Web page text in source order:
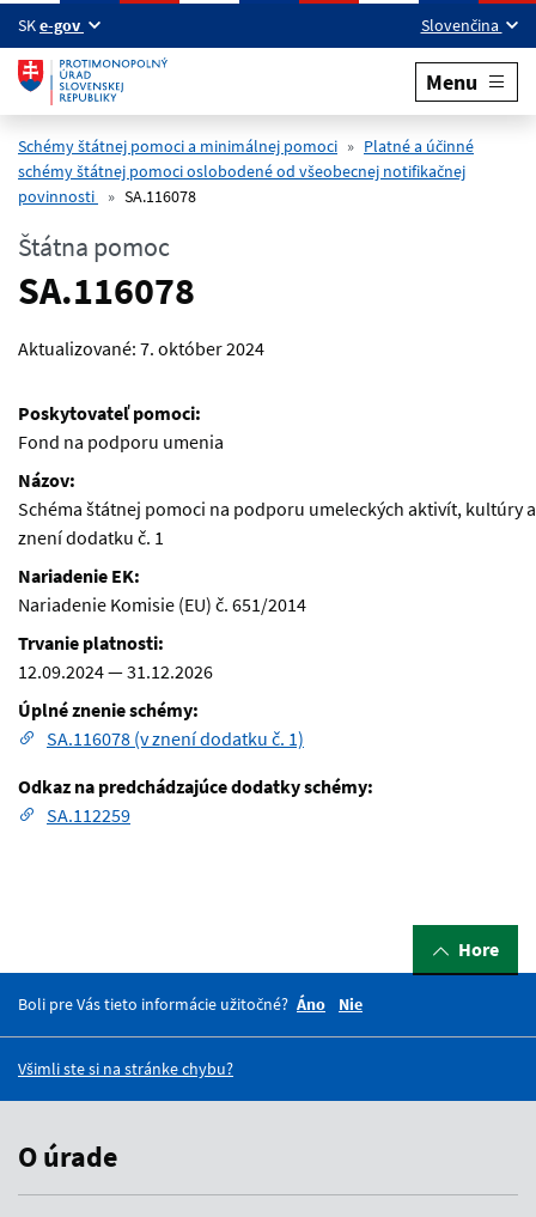
SKe-gov Slovenčina
Menu
Schémy štátnej pomoci a minimálnej pomoci
Platné a účinné
schémy štátnej pomoci oslobodené od všeobecnej notifikačnej
povinnosti
SA.116078
Štátna pomoc
SA.116078
Aktualizované: 7. október 2024
Poskytovateľ pomoci:
Fond na podporu umenia
Názov:
Schéma štátnej pomoci na podporu umeleckých aktivít, kultúry
znení dodatku č. 1
Nariadenie EK:
Nariadenie Komisie (EU) č. 651/2014
Trvanie platnosti:
12.09.2024—31.12.2026
Úplné znenie schémy:
SA.116078 (v znení dodatku č. 1)
Odkaz na predchádzajúce dodatky schémy:
SA.112259
Hore
Boli pre Vás tieto informácie užitočné? Áno Nie
Všimli ste si na stránke chybu?
O úrade